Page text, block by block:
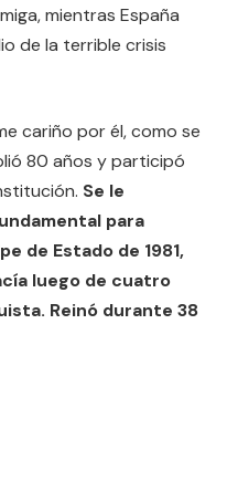
mientras España
de la terrible crisis
cariño por él, como se
80 años y participó
Se le
para
de Estado de 1981,
luego de cuatro
Reinó durante 38